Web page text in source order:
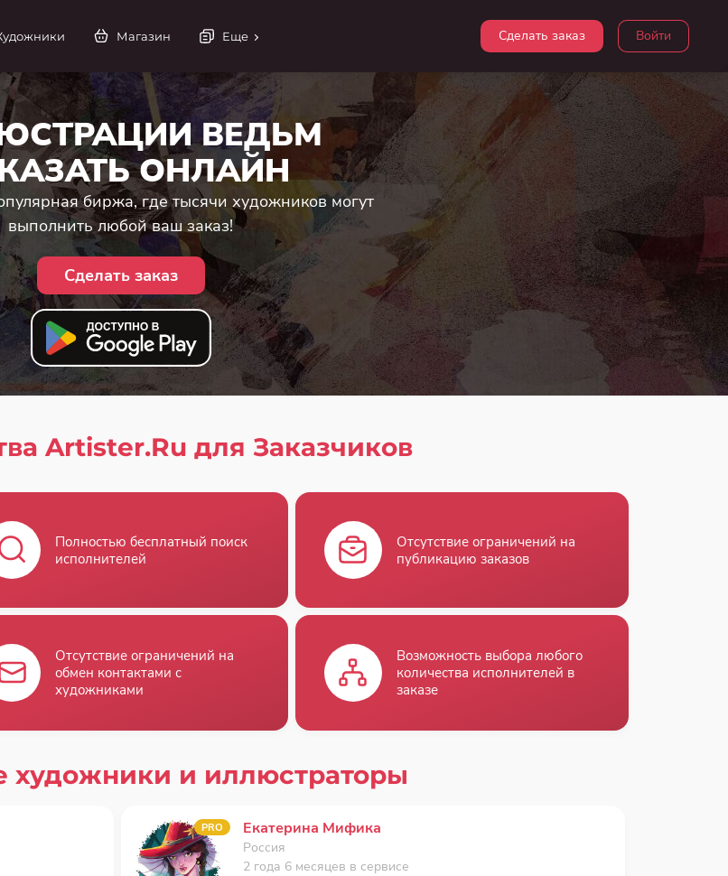
Войти
Сделать заказ
Магазин Еще
ВЕДЬМ
ОНЛАЙН
биржа, где тысячи художников могут
выполнить любой ваш заказ!
Сделать заказ
Artister.Ru для Заказчиков
Полностью бесплатный поиск
исполнителей
Отсутствие ограничений на
публикацию заказов
Отсутствие ограничений на
обмен контактами с
художниками
Возможность выбора любого
количества исполнителей в
заказе
художники и иллюстраторы
PRO Екатерина Мифика
Россия
2 года 6 месяцев в сервисе